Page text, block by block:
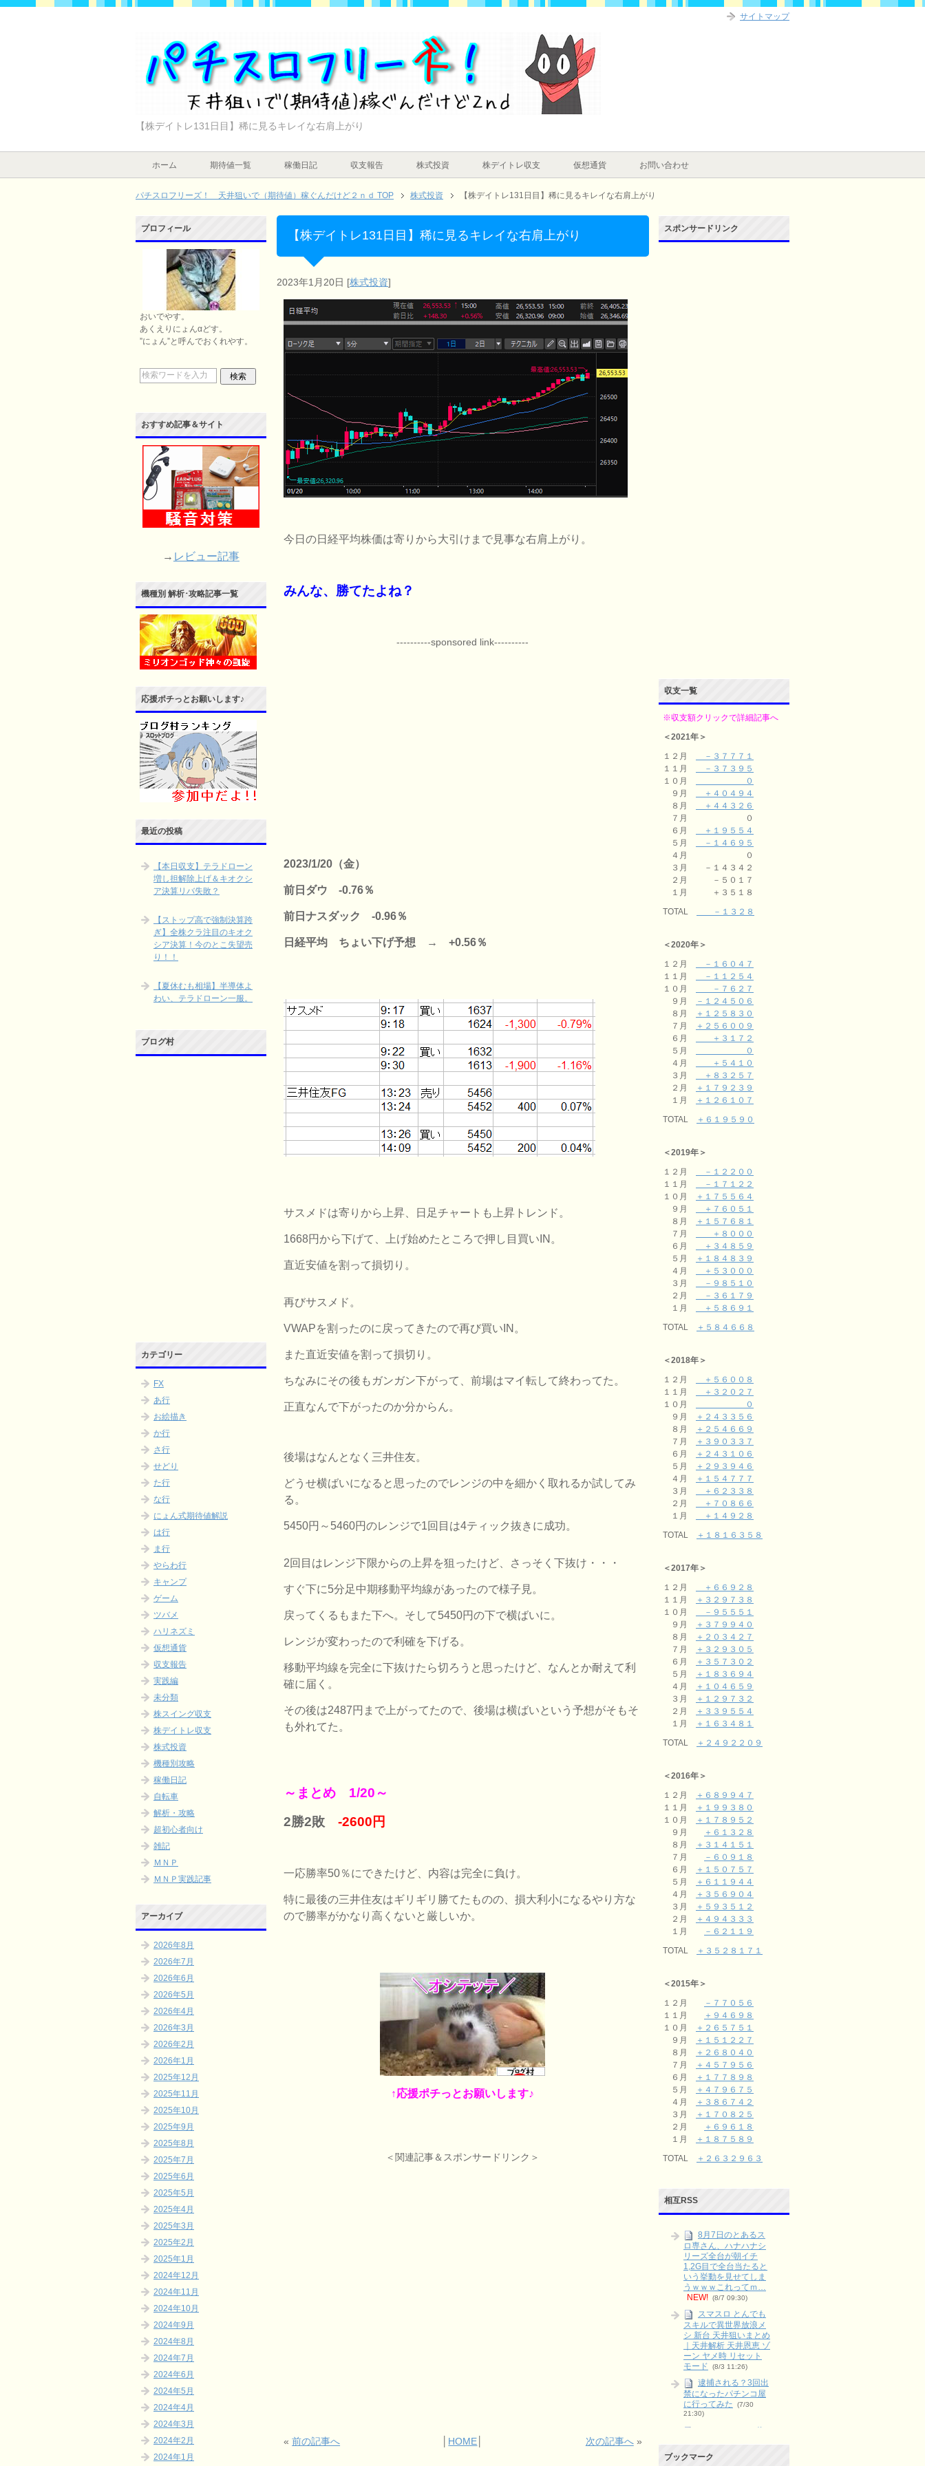
【株デイトレ131日目】稀に見るキレイな右肩上がり
ホーム 期待値一覧 稼働日記 収支報告 株式投資 株デイトレ収支 仮想通貨 お問い合わせ
パチスロフリーズ！ 天井狙いで（期待値）稼ぐんだけど２ｎｄ TOP 株式投資 【株デイトレ131日目】稀に見るキレイな右肩上がり
【株デイトレ131日目】稀に見るキレイな右肩上がり
2023年1月20日 [株式投資]
今日の日経平均株価は寄りから大引けまで見事な右肩上がり。
みんな、勝てたよね？
----------sponsored link----------
2023/1/20（金）
前日ダウ -0.76％
前日ナスダック -0.96％
日経平均 ちょい下げ予想 → +0.56％
サスメドは寄りから上昇、日足チャートも上昇トレンド。
1668円から下げて、上げ始めたところで押し目買いIN。
直近安値を割って損切り。
再びサスメド。
VWAPを割ったのに戻ってきたので再び買いIN。
また直近安値を割って損切り。
ちなみにその後もガンガン下がって、前場はマイ転して終わってた。
正直なんで下がったのか分からん。
後場はなんとなく三井住友。
どうせ横ばいになると思ったのでレンジの中を細かく取れるか試してみ
る。
5450円～5460円のレンジで1回目は4ティック抜きに成功。
2回目はレンジ下限からの上昇を狙ったけど、さっそく下抜け・・・
すぐ下に5分足中期移動平均線があったので様子見。
戻ってくるもまた下へ。そして5450円の下で横ばいに。
レンジが変わったので利確を下げる。
移動平均線を完全に下抜けたら切ろうと思ったけど、なんとか耐えて利
確に届く。
その後は2487円まで上がってたので、後場は横ばいという予想がそもそ
も外れてた。
～まとめ 1/20～
2勝2敗-2600円
一応勝率50％にできたけど、内容は完全に負け。
特に最後の三井住友はギリギリ勝てたものの、損大利小になるやり方な
ので勝率がかなり高くないと厳しいか。
↑応援ポチっとお願いします♪
＜関連記事＆スポンサードリンク＞
«前の記事へ HOME 次の記事へ»
プロフィール
おいでやす。
あくえりにょんαどす。
”にょん”と呼んでおくれやす。
おすすめ記事＆サイト
→ レビュー記事
機種別 解析･攻略記事一覧
応援ポチっとお願いします♪
最近の投稿
【本日収支】テラドローン
増し担解除上げ＆キオクシ
ア決算リバ失敗？
【ストップ高で強制決算跨
ぎ】全株クラ注目のキオク
シア決算！今のとこ失望売
り！！
【夏休むも相場】半導体よ
わい、テラドローン一服。
ブログ村
カテゴリー
FX
あ行
お絵描き
か行
さ行
せどり
た行
な行
にょん式期待値解説
は行
ま行
やらわ行
キャンプ
ゲーム
ツバメ
ハリネズミ
仮想通貨
収支報告
実践編
未分類
株スイング収支
株デイトレ収支
株式投資
機種別攻略
稼働日記
自転車
解析・攻略
超初心者向け
雑記
ＭＮＰ
ＭＮＰ実践記事
アーカイブ
2026年8月
2026年7月
2026年6月
2026年5月
2026年4月
2026年3月
2026年2月
2026年1月
2025年12月
2025年11月
2025年10月
2025年9月
2025年8月
2025年7月
2025年6月
2025年5月
2025年4月
2025年3月
2025年2月
2025年1月
2024年12月
2024年11月
2024年10月
2024年9月
2024年8月
2024年7月
2024年6月
2024年5月
2024年4月
2024年3月
2024年2月
2024年1月
スポンサードリンク
収支一覧
※収支額クリックで詳細記事へ
＜2021年＞
１２月
－３７７７１
１１月
－３７３９５
１０月
０
９月
＋４０４９４
８月
＋４４３２６
７月 ０
６月
＋１９５５４
５月
－１４６９５
４月 ０
３月 －１４３４２
２月 －５０１７
１月 ＋３５１８
TOTAL
－１３２８
＜2020年＞
１２月
－１６０４７
１１月
－１１２５４
１０月
－７６２７
９月
－１２４５０６
８月
＋１２５８３０
７月
＋２５６００９
６月
＋３１７２
５月
０
４月
＋５４１０
３月
＋８３２５７
２月
＋１７９２３９
１月
＋１２６１０７
TOTAL
＋６１９５９０
＜2019年＞
１２月
－１２２００
１１月
－１７１２２
１０月
＋１７５５６４
９月
＋７６０５１
８月
＋１５７６８１
７月
＋８０００
６月
＋３４８５９
５月
＋１８４８３９
４月
＋５３０００
３月
－９８５１０
２月
－３６１７９
１月
＋５８６９１
TOTAL
＋５８４６６８
＜2018年＞
１２月
＋５６００８
１１月
＋３２０２７
１０月
０
９月
＋２４３３５６
８月
＋２５４６６９
７月
＋３９０３３７
６月
＋２４３１０６
５月
＋２９３９４６
４月
＋１５４７７７
３月
＋６２３３８
２月
＋７０８６６
１月
＋１４９２８
TOTAL
＋１８１６３５８
＜2017年＞
１２月
＋６６９２８
１１月
＋３２９７３８
１０月
－９５５５１
９月
＋３７９９４０
８月
＋２０３４２７
７月
＋３２９３０５
６月
＋３５７３０２
５月
＋１８３６９４
４月
＋１０４６５９
３月
＋１２９７３２
２月
＋３３９５５４
１月
＋１６３４８１
TOTAL
＋２４９２２０９
＜2016年＞
１２月
＋６８９９４７
１１月
＋１９９３８０
１０月
＋１７８９５２
９月
＋６１３２８
８月
＋３１４１５１
７月
－６０９１８
６月
＋１５０７５７
５月
＋６１１９４４
４月
＋３５６９０４
３月
＋５９３５１２
２月
＋４９４３３３
１月
－６２１１９
TOTAL
＋３５２８１７１
＜2015年＞
１２月
－７７０５６
１１月
＋９４６９８
１０月
＋２６５７５１
９月
＋１５１２２７
８月
＋２６８０４０
７月
＋４５７９５６
６月
＋１７７８９８
５月
＋４７９６７５
４月
＋３８６７４２
３月
＋１７０８２５
２月
＋６９６１８
１月
＋１８７５８９
TOTAL
＋２６３２９６３
相互RSS
8月7日のとあるス
ロ専さん、ハナハナシ
リーズ全台が朝イチ
1,2G目で全台当たると
いう挙動を見せてしま
うｗｗｗこれってｍ…
NEW! (8/7 09:30)
スマスロ とんでも
スキルで異世界放浪メ
シ 新台 天井狙いまとめ
｜天井解析 天井恩恵 ゾ
ーン ヤメ時 リセット
モード
(8/3 11:26)
逮捕される？3回出
禁になったパチンコ屋
に行ってみた
(7/30
21:30)
ない派をリスクとリタ
ーンで整理
ブックマーク
サイトマップ